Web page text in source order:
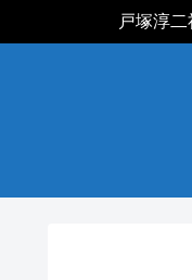
戸塚淳